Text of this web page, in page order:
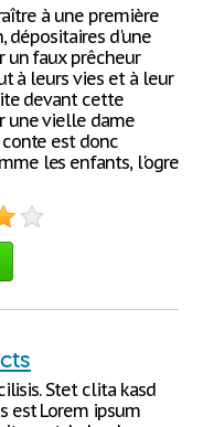
à une première
dépositaires d'une
un faux prêcheur
à leurs vies et à leur
devant cette
une vielle dame
est donc
les enfants, l'ogre
Stet clita kasd
est Lorem ipsum